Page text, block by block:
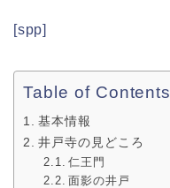
[spp]
Table of Contents
基本情報
井戸寺の見どころ
仁王門
面影の井戸